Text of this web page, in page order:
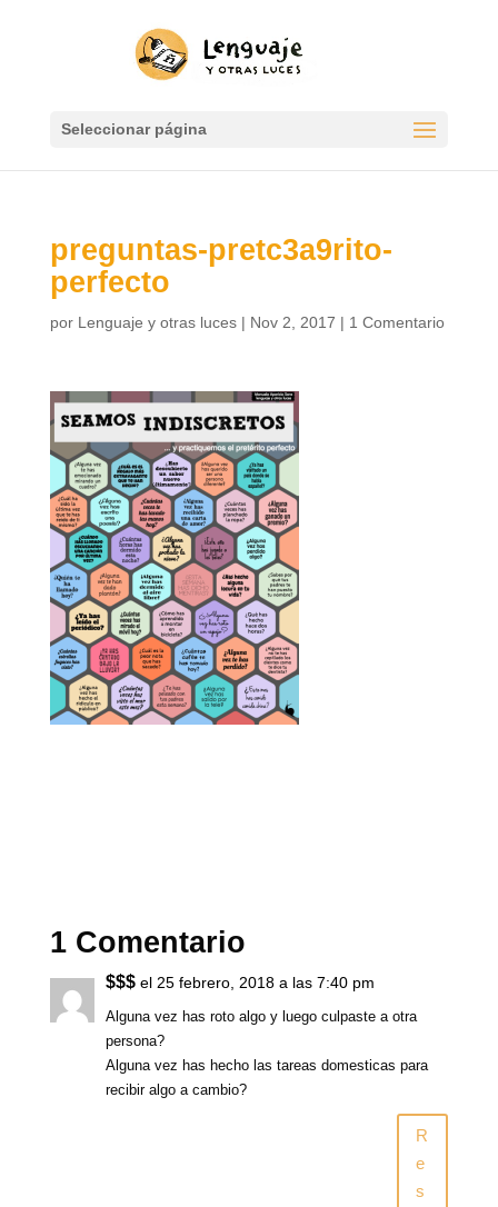
Seleccionar página
preguntas-pretc3a9rito-
perfecto
por Lenguaje y otras luces| Nov 2, 2017 | 1 Comentario
1 Comentario
$$$ el 25 febrero, 2018 a las 7:40 pm
Alguna vez has roto algo y luego culpaste a otra
persona?
Alguna vez has hecho las tareas domesticas para
recibir algo a cambio?
R
e
s